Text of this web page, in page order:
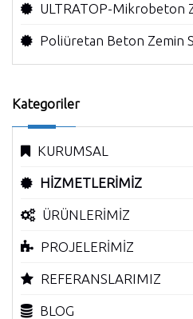
ULTRATOP-Mikrobeton
Poliüretan Beton Zemin
Kategoriler
KURUMSAL
HİZMETLERİMİZ
ÜRÜNLERİMİZ
PROJELERİMİZ
REFERANSLARIMIZ
BLOG